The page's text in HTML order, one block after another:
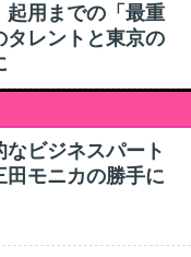
起用までの「最重
タレントと東京の
ビジネスパート
モニカの勝手に